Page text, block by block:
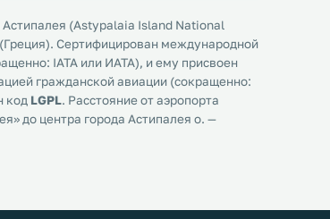
(Astypalaia Island National
Сертифицирован международной
IATA или ИАТА), и ему присвоен
гражданской авиации (сокращенно:
код LGPL. Расстояние от аэропорта
до центра города Астипалея о. —